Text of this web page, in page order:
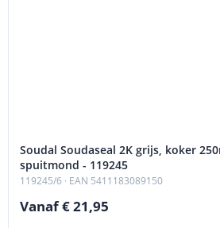
Soudal Soudaseal 2K grijs, koker
spuitmond - 119245
119245/6 · EAN 5411183089150
Vanaf € 21,95